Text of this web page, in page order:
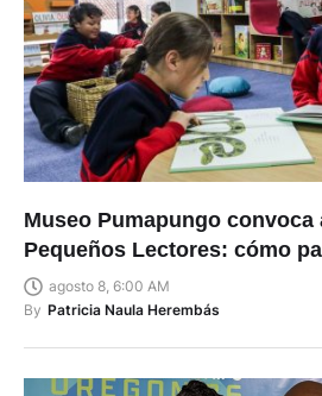
Museo Pumapungo convoca
Pequeños Lectores: cómo
agosto 8, 6:00 AM
By Patricia Naula Herembás